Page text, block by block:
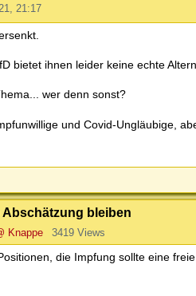
21:17
bietet ihnen leider keine echte
wer denn sonst?
und Covid-Ungläubige,
bleiben
Knappe 3419 Views
die Impfung sollte eine